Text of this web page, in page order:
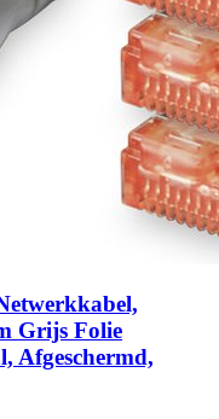
Grijs Folie
Afgeschermd,